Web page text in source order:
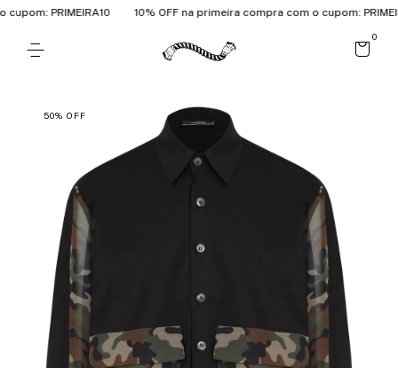
PRIMEIRA10 10% OFF na primeira compra com o cupom:
0
50% OFF